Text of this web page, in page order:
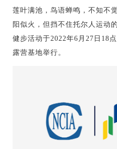
莲叶满池，鸟语蝉鸣，不知不
阳似火，但挡不住托尔人运动
健步活动于2022年6月27日18
露营基地举行。